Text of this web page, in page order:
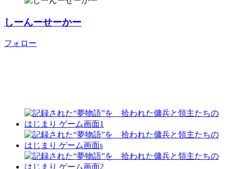
しーんーせーかー
フォロー